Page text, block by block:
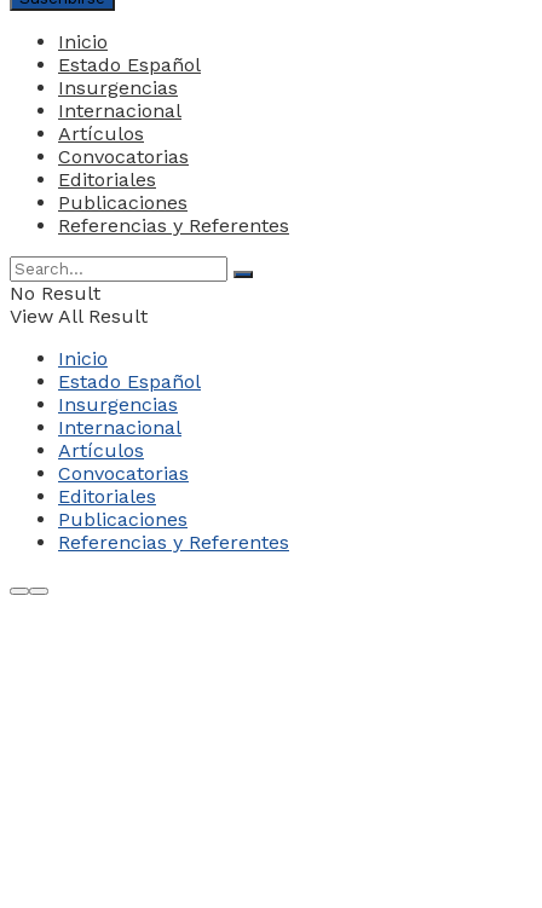
Inicio
Estado Español
Insurgencias
Internacional
Artículos
Convocatorias
Editoriales
Publicaciones
Referencias y Referentes
No Result
View All Result
Inicio
Estado Español
Insurgencias
Internacional
Artículos
Convocatorias
Editoriales
Publicaciones
Referencias y Referentes